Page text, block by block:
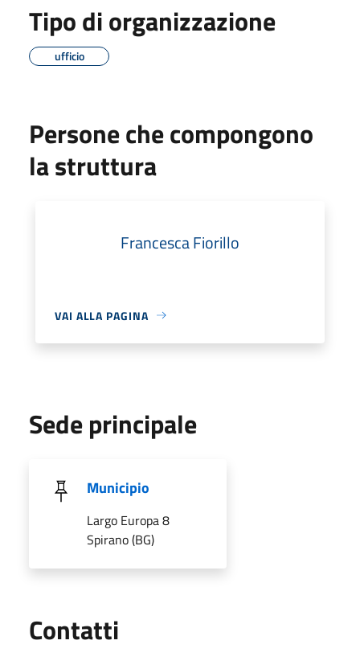
Tipo di organizzazione
ufficio
Persone che compongono
la struttura
Francesca Fiorillo
VAI ALLA PAGINA
Sede principale
Municipio
Largo Europa 8
Spirano (BG)
Contatti